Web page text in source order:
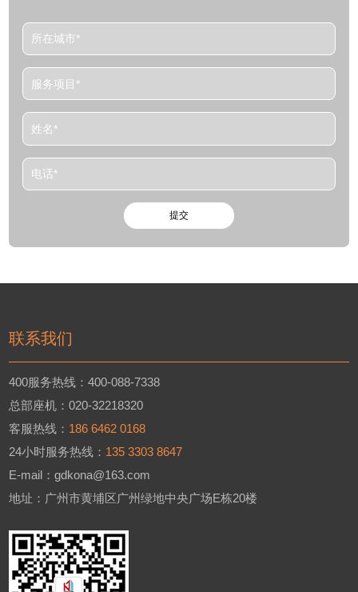
联系我们
400服务热线：400-088-7338
总部座机：020-32218320
客服热线： 186 6462 0168
24小时服务热线： 135 3303 8647
E-mail：gdkona@163.com
地址：广州市黄埔区广州绿地中央广场E栋20楼